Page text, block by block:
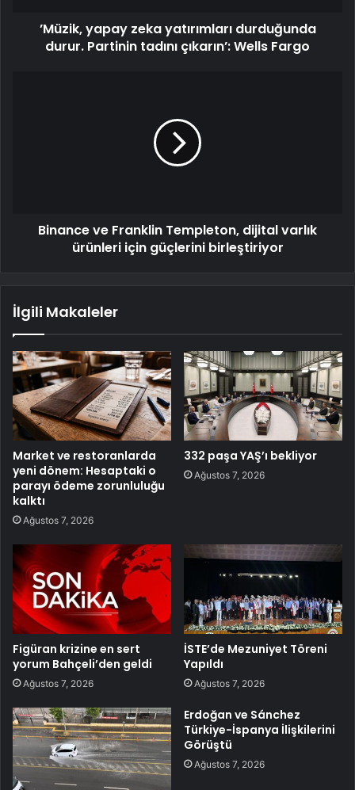
’Müzik, yapay zeka yatırımları durduğunda
durur. Partinin tadını çıkarın’: Wells Fargo
Binance ve Franklin Templeton, dijital varlık
ürünleri için güçlerini birleştiriyor
İlgili Makaleler
Market ve restoranlarda
yeni dönem: Hesaptaki o
parayı ödeme zorunluluğu
kalktı
Ağustos 7, 2026
332 paşa YAŞ’ı bekliyor
Ağustos 7, 2026
Figüran krizine en sert
yorum Bahçeli’den geldi
Ağustos 7, 2026
İSTE’de Mezuniyet Töreni
Yapıldı
Ağustos 7, 2026
Erdoğan ve Sánchez
Türkiye-İspanya İlişkilerini
Görüştü
Ağustos 7, 2026